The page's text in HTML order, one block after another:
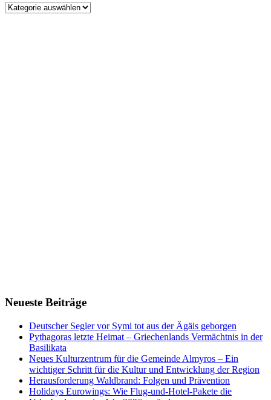
Kategorien
Neueste Beiträge
Deutscher Segler vor Symi tot aus der Ägäis geborgen
Pythagoras letzte Heimat – Griechenlands Vermächtnis in der
Basilikata
Neues Kulturzentrum für die Gemeinde Almyros – Ein
wichtiger Schritt für die Kultur und Entwicklung der Region
Herausforderung Waldbrand: Folgen und Prävention
Holidays Eurowings: Wie Flug-und-Hotel-Pakete die